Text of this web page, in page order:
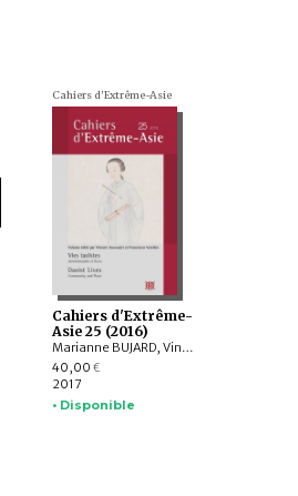
Cahiers d'Extrême-Asie
Cahiers d'Extrême-
Asie 25 (2016)
Marianne BUJARD, Vincent GOOSSAERT, Pierre MARSONE, LAI Chi Tim, Xun LIU , John LAGERWEY, Patrice FAVA, Paul R. KATZ, Kenneth DEAN, David A. PALMER, Elijah SIEGLER, YU Xin
40,00 €
2017
• Disponible